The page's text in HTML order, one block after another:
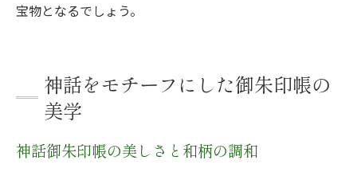
宝物となるでしょう。
神話をモチーフにした御朱印帳の
美学
神話御朱印帳の美しさと和柄の調和